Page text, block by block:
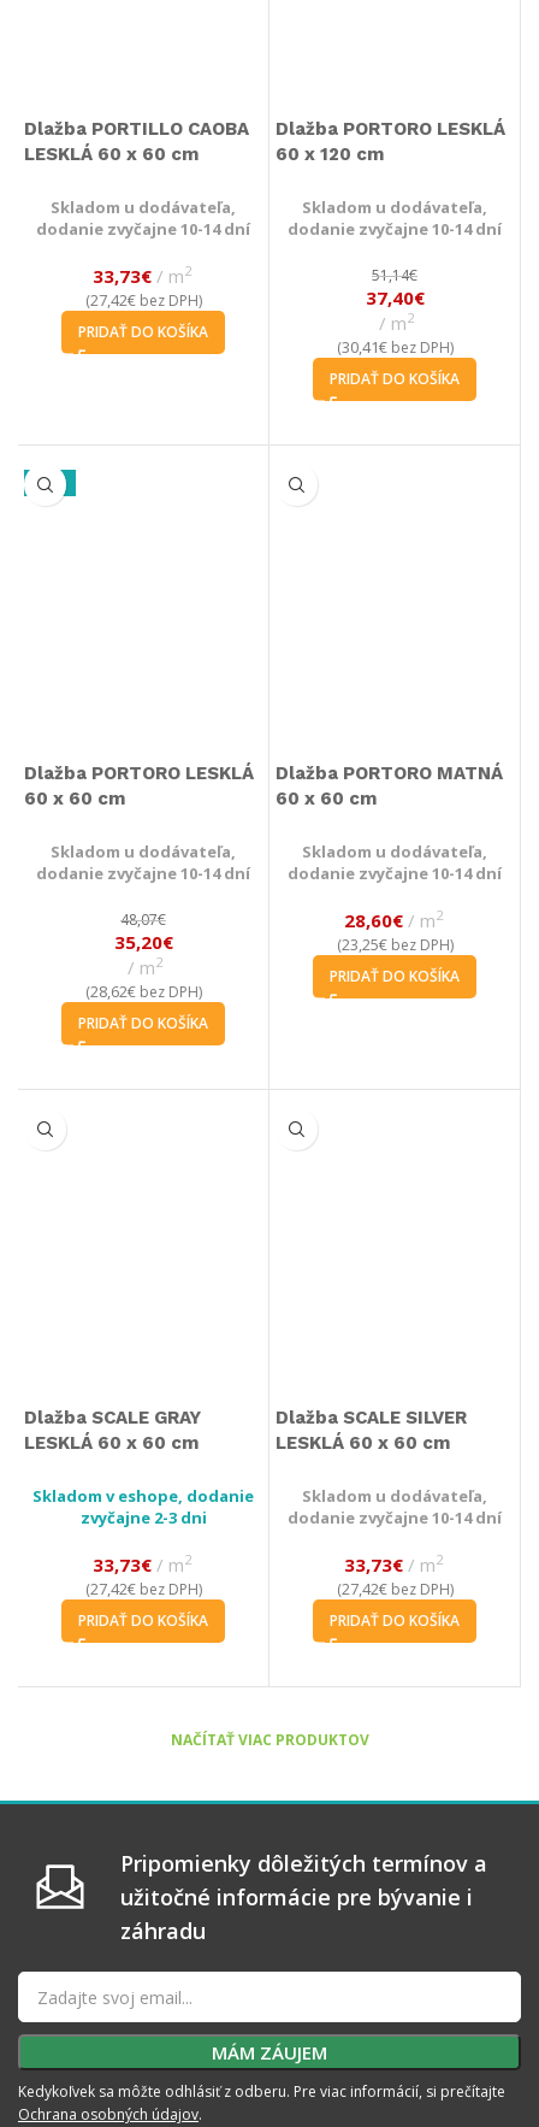
Dlažba PORTILLO CAOBA
LESKLÁ 60 x 60 cm
Skladom u dodávateľa,
dodanie zvyčajne 10-14 dní
33,73€ m2
(27,42€bez DPH)
PRIDAŤ DO KOŠÍKA
Dlažba PORTORO LESKLÁ
60 x 120 cm
Skladom u dodávateľa,
dodanie zvyčajne 10-14 dní
51,14€
37,40€
m2
(30,41€bez DPH)
PRIDAŤ DO KOŠÍKA
-27%
Dlažba PORTORO LESKLÁ
60 x 60 cm
Skladom u dodávateľa,
dodanie zvyčajne 10-14 dní
48,07€
35,20€
m2
(28,62€bez DPH)
PRIDAŤ DO KOŠÍKA
Dlažba PORTORO MATNÁ
60 x 60 cm
Skladom u dodávateľa,
dodanie zvyčajne 10-14 dní
28,60€ m2
(23,25€bez DPH)
PRIDAŤ DO KOŠÍKA
Dlažba SCALE GRAY
LESKLÁ 60 x 60 cm
Skladom v eshope, dodanie
zvyčajne 2-3 dni
33,73€ m2
(27,42€bez DPH)
PRIDAŤ DO KOŠÍKA
Dlažba SCALE SILVER
LESKLÁ 60 x 60 cm
Skladom u dodávateľa,
dodanie zvyčajne 10-14 dní
33,73€ m2
(27,42€bez DPH)
PRIDAŤ DO KOŠÍKA
NAČÍTAŤ VIAC PRODUKTOV
Pripomienky dôležitých termínov a
užitočné informácie pre bývanie i
záhradu
Kedykoľvek sa môžte odhlásiť z odberu. Pre viac informácií, si prečítajte
Ochrana osobných údajov.